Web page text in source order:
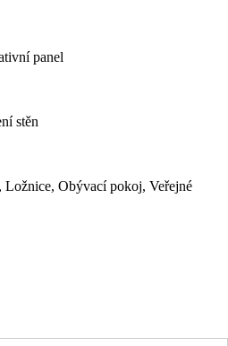
panel
stěn
Ložnice, Obývací pokoj, Veřejné